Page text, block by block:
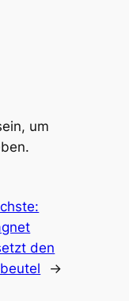
um
den
→